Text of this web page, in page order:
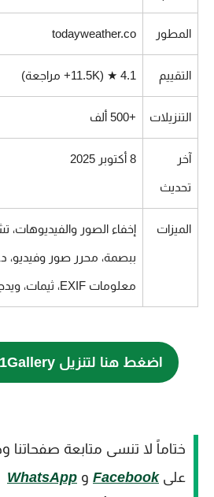
المطور todayweather.co
التقييم 4.1 ★ (11.5K+ مراجعة)
التنزيلات +500 ألف
آخر
تحديث
8 أكتوبر 2025
الميزات
معلومات EXIF، ثيمات، ويدجت صور
اضغط هنا لتنزيل 1Gallery للأندرويد الآن
ختاماً لا تنسى متابعة صفحاتنا
علىFacebook و WhatsApp